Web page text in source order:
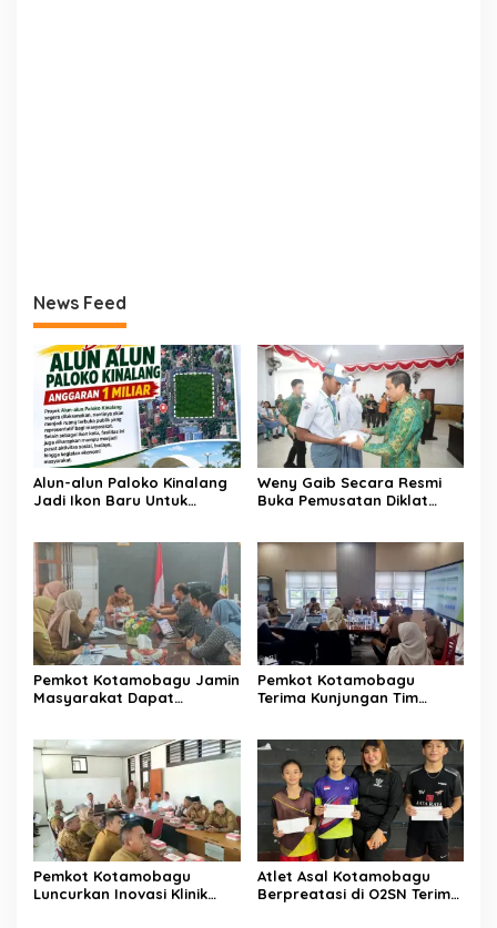
News Feed
Alun-alun Paloko Kinalang
Jadi Ikon Baru Untuk
Weny Gaib Secara Resmi
Buka Pemusatan Diklat
Pemkot Kotamobagu Jamin
Masyarakat Dapat
Pemkot Kotamobagu
Terima Kunjungan Tim
Pemkot Kotamobagu
Luncurkan Inovasi Klinik
Atlet Asal Kotamobagu
Berpreatasi di O2SN Terima